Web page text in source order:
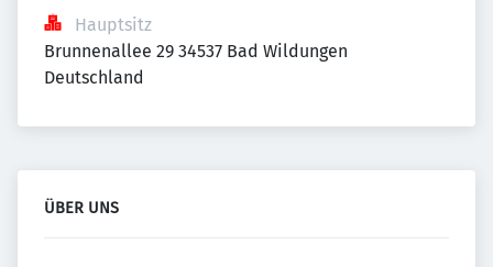
Hauptsitz
Brunnenallee 29 34537 Bad Wildungen
Deutschland
ÜBER UNS